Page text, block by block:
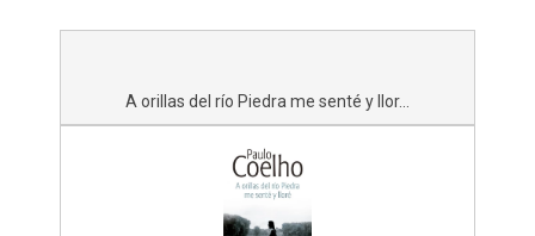
A orillas del río Piedra me senté y llor...